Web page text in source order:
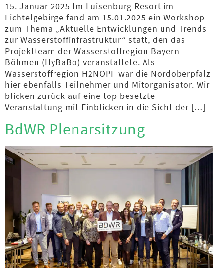
15. Januar 2025 Im Luisenburg Resort im
Fichtelgebirge fand am 15.01.2025 ein Workshop
zum Thema „Aktuelle Entwicklungen und Trends
zur Wasserstoffinfrastruktur“ statt, den das
Projektteam der Wasserstoffregion Bayern-
Böhmen (HyBaBo) veranstaltete. Als
Wasserstoffregion H2NOPF war die Nordoberpfalz
hier ebenfalls Teilnehmer und Mitorganisator. Wir
blicken zurück auf eine top besetzte
Veranstaltung mit Einblicken in die Sicht der […]
BdWR Plenarsitzung